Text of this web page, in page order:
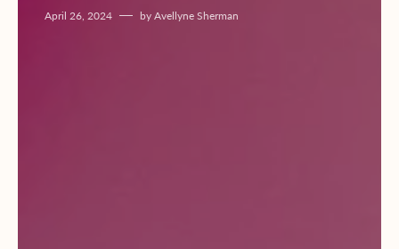
April 26, 2024 by Avellyne Sherman